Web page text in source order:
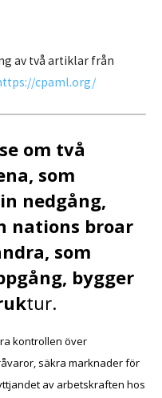
av två artiklar från
cpaml.org/
om två
som
nedgång,
nations broar
som
bygger
tur.
kontrollen över
säkra marknader för
av arbetskraften hos